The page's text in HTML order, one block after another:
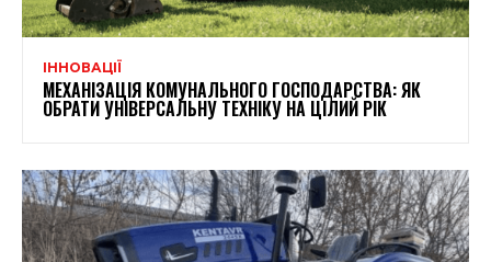
ІННОВАЦІЇ
МЕХАНІЗАЦІЯ КОМУНАЛЬНОГО ГОСПОДАРСТВА: ЯК
ОБРАТИ УНІВЕРСАЛЬНУ ТЕХНІКУ НА ЦІЛИЙ РІК